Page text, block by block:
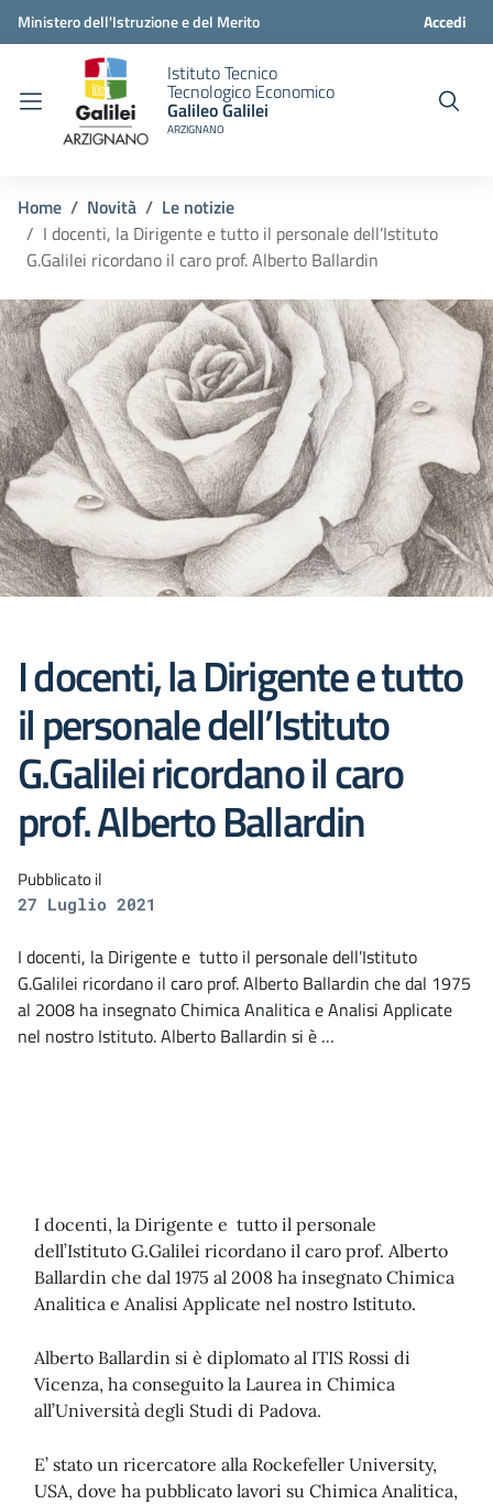
Ministero dell'Istruzione e del Merito Accedi
Istituto Tecnico
Tecnologico Economico
Galileo Galilei
ARZIGNANO
Home Novità
Le notizie
I docenti, la Dirigente e tutto il personale dell’Istituto
G.Galilei ricordano il caro prof. Alberto Ballardin
I docenti, la Dirigente e tutto
il personale dell’Istituto
G.Galilei ricordano il caro
prof. Alberto Ballardin
Pubblicato il
27 Luglio 2021
I docenti, la Dirigente e tutto il personale dell’Istituto
G.Galilei ricordano il caro prof. Alberto Ballardin che dal 1975
al 2008 ha insegnato Chimica Analitica e Analisi Applicate
nel nostro Istituto. Alberto Ballardin si è …
I docenti, la Dirigente e tutto il personale
dell’Istituto G.Galilei ricordano il caro prof. Alberto
Ballardin che dal 1975 al 2008 ha insegnato Chimica
Analitica e Analisi Applicate nel nostro Istituto.
Alberto Ballardin si è diplomato al ITIS Rossi di
Vicenza, ha conseguito la Laurea in Chimica
all’Università degli Studi di Padova.
E’ stato un ricercatore alla Rockefeller University,
USA, dove ha pubblicato lavori su Chimica Analitica,